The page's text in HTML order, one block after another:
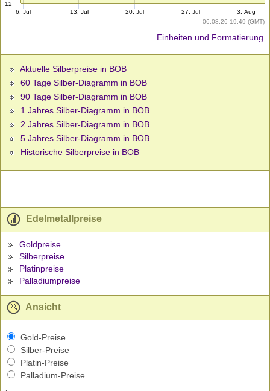
06.08.26 19:49 (GMT)
12
6. Jul 13. Jul 20. Jul 27. Jul 3. Aug
Einheiten und Formatierung
Aktuelle Silberpreise in BOB
60 Tage Silber-Diagramm in BOB
90 Tage Silber-Diagramm in BOB
1 Jahres Silber-Diagramm in BOB
2 Jahres Silber-Diagramm in BOB
5 Jahres Silber-Diagramm in BOB
Historische Silberpreise in BOB
Edelmetallpreise
Goldpreise
Silberpreise
Platinpreise
Palladiumpreise
Ansicht
Gold-Preise
Silber-Preise
Platin-Preise
Palladium-Preise